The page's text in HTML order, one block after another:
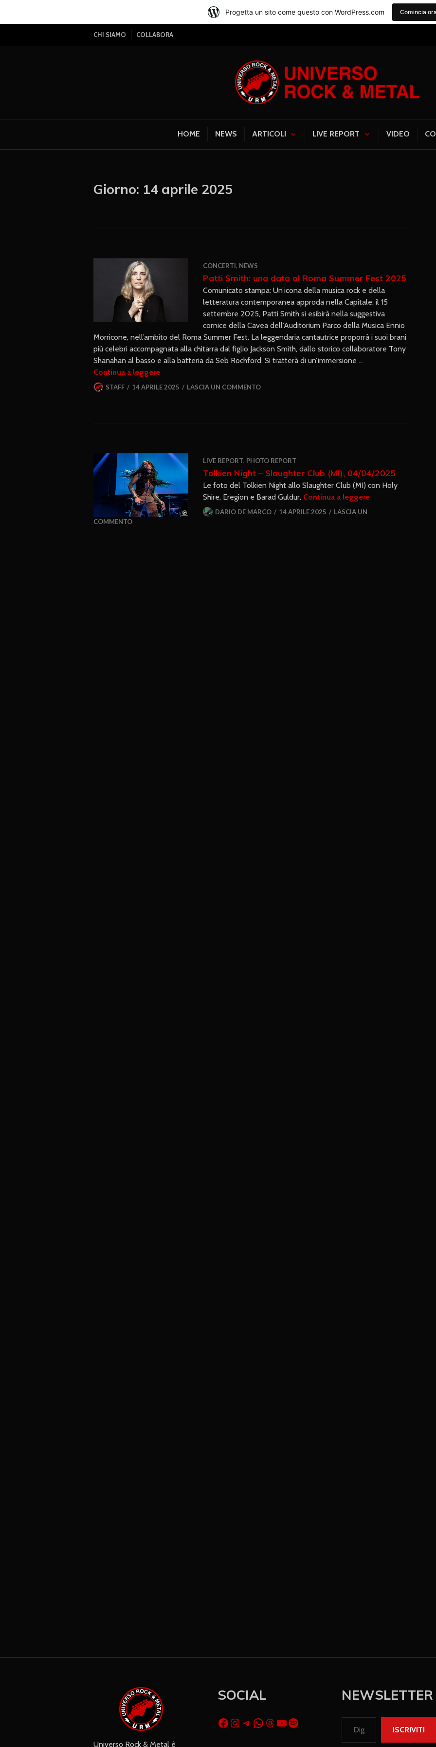
CHI SIAMO COLLABORA
Universo Rock &
HOME NEWS ARTICOLI LIVE REPORT VIDEO
Giorno: 14 aprile 2025
CONCERTI, NEWS
Patti Smith: una data al Roma Summer Fest 2025
Comunicato stampa: Un’icona della musica rock e della
letteratura contemporanea approda nella Capitale: il 15
settembre 2025, Patti Smith si esibirà nella suggestiva
cornice della Cavea dell’Auditorium Parco della Musica Ennio
Morricone, nell’ambito del Roma Summer Fest. La leggendaria cantautrice proporrà i suoi brani
più celebri accompagnata alla chitarra dal figlio Jackson Smith, dallo storico collaboratore Tony
Shanahan al basso e alla batteria da Seb Rochford. Si tratterà di un’immersione …
Continua a leggere
STAFF 14 APRILE 2025 LASCIA UN COMMENTO
LIVE REPORT, PHOTO REPORT
Tolkien Night – Slaughter Club (MI), 04/04/2025
Le foto del Tolkien Night allo Slaughter Club (MI) con Holy
Shire, Eregion e Barad Guldur. Continua a leggere
DARIO DE MARCO 14 APRILE 2025
LASCIA UN
COMMENTO
Universo Rock & Metal è
SOCIAL NEWSLETTER
ISCRIVITI
Progetta un sito come questo con WordPress.com Comincia ora